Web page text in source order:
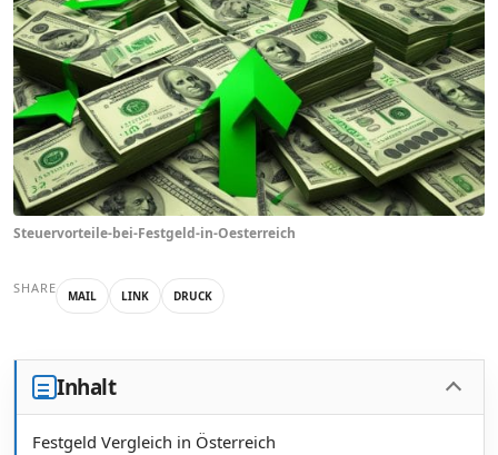
Steuervorteile-bei-Festgeld-in-Oesterreich
SHARE MAIL LINK DRUCK
Inhalt
Festgeld Vergleich in Österreich